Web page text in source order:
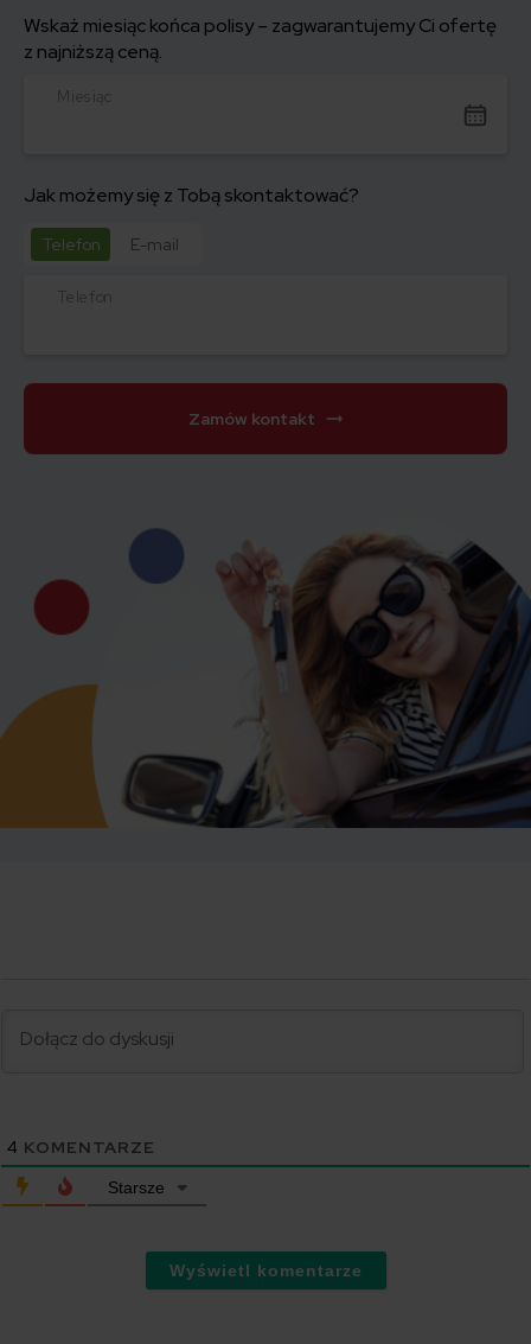
Wskaż miesiąc końca polisy – zagwarantujemy Ci ofertę
z najniższą ceną.
Miesiąc
Jak możemy się z Tobą skontaktować?
Telefon E-mail
Telefon
Zamów kontakt
4 KOMENTARZE
Starsze
Wyświetl komentarze